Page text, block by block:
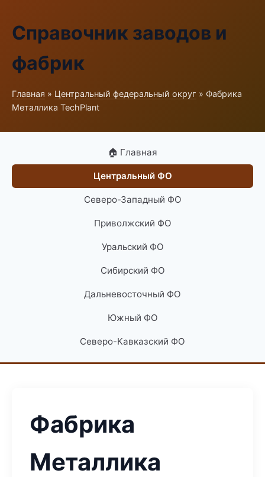
Справочник заводов и
фабрик
Главная » Центральный федеральный округ » Фабрика
Металлика TechPlant
🏠 Главная
Центральный ФО
Северо-Западный ФО
Приволжский ФО
Уральский ФО
Сибирский ФО
Дальневосточный ФО
Южный ФО
Северо-Кавказский ФО
Фабрика
Металлика